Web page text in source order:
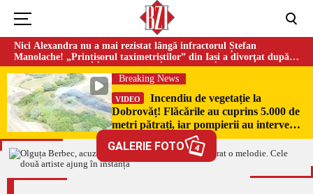
Nici Alexandra nu a mai rezistat lângă infractorul Ștefan
Manolache! „Prințișorul taximetriștilor” din Iași a divorţat după
doi ani de căsnicie
Breaking News
VIDEO
Incendiu de vegetație la
Dobrovăț! Flăcările au cuprins 5.000 de
metri pătrați, iar pompierii au intervenit
GALERIE FOTO 4